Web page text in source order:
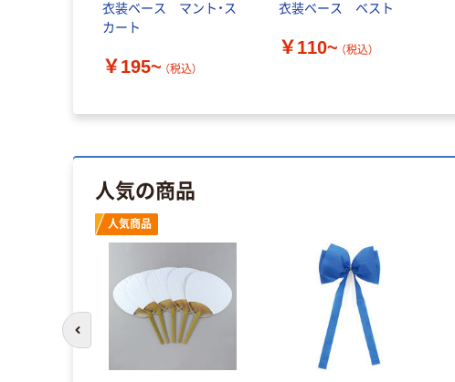
衣装ベース マント・ス
カート
￥195~ （税込）
衣装ベース ベスト
￥110~ （税込）
人気の商品
人気商品
前のスライドへ